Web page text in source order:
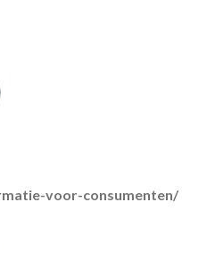
voor-consumenten/